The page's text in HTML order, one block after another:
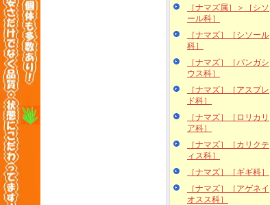
［ナマズ属］＞［シソ
ール科］
［ナマズ］［シソール
科］
［ナマズ］［パンガシ
ウス科］
［ナマズ］［アスプレ
ド科］
［ナマズ］［ロリカリ
ア科］
［ナマズ］［カリクテ
ィス科］
［ナマズ］［ギギ科］
［ナマズ］［アゲネイ
オスス科］